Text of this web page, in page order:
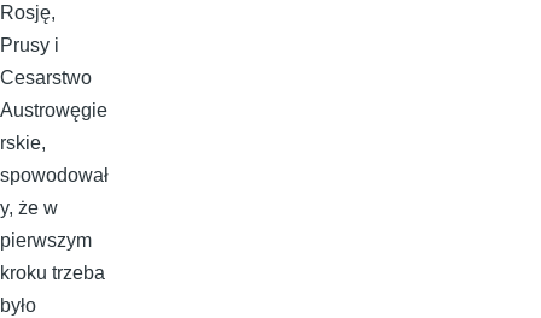
Rosję,
Prusy i
Cesarstwo
Austrowęgie
rskie,
spowodował
y, że w
pierwszym
kroku trzeba
było